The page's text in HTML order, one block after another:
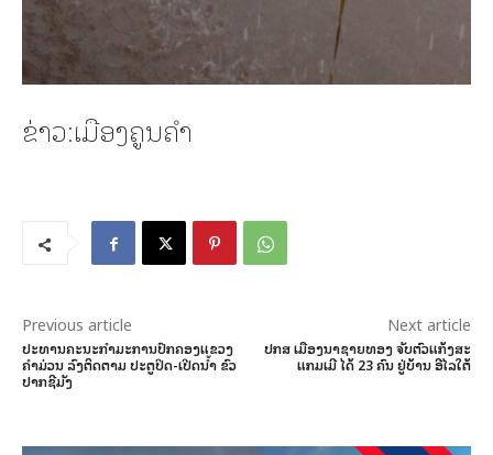
ຂ່າວ:ເມືອງຄູນຄຳ
Previous article
ປະທານຄະນະກຳມະການປົກຄອງແຂວງ
ຄໍາມ່ວນ ລົງຕິດຕາມ ປະຕູປິດ-ເປີດນໍ້າ ຂົວ
ປາກຊີມັງ
Next article
ປກສ ເມືອງນາຊາຍທອງ ຈັບຕົວແກ້ງສະ
ແກມເມີ ໄດ້ 23 ຄົນ ຢູ່ບ້ານ ອີໄລໃຕ້